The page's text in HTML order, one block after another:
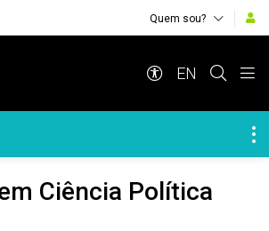
Quem sou?
EN
em Ciência Política